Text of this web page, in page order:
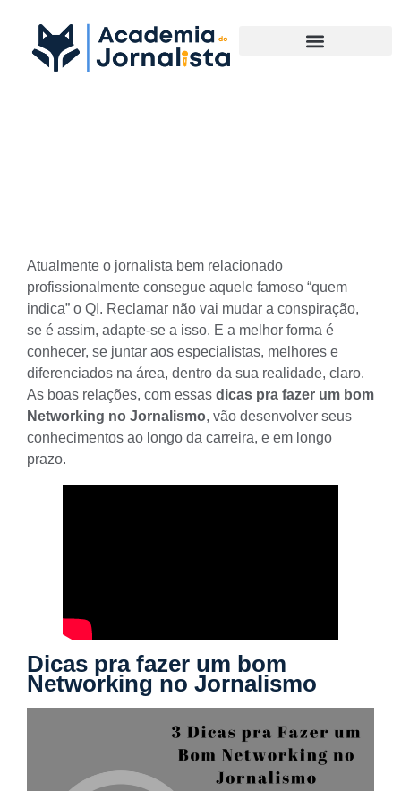
Atualmente o jornalista bem relacionado
profissionalmente consegue aquele famoso “quem
indica” o QI. Reclamar não vai mudar a conspiração,
se é assim, adapte-se a isso. E a melhor forma é
conhecer, se juntar aos especialistas, melhores e
diferenciados na área, dentro da sua realidade, claro.
As boas relações, com essas dicas pra fazer um bom
Networking no Jornalismo, vão desenvolver seus
conhecimentos ao longo da carreira, e em longo
prazo.
Dicas pra fazer um bom
Networking no Jornalismo